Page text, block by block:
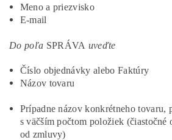
Meno a priezvisko
E-mail
Do poľa SPRÁVA uveďte
Číslo objednávky alebo Faktúry
Názov tovaru
Prípadne názov konkrétneho
s väčším počtom položiek (čiastočné
od zmluvy)